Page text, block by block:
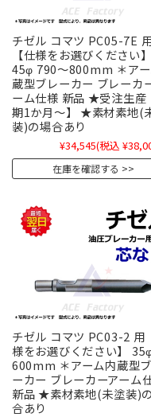
チゼル コマツ PC05-7E
【仕様をお選びください】
45φ 790～800mm ＊ア
蔵型ブレーカー ブレーカ
ーム仕様 新品 ★受注生産
期1か月～】 ★素材素地(
装)の場合あり
¥34,545(税込
在庫を確認する
チゼル コマツ PC03-2 用
様をお選びください】
600mm ＊アーム内蔵型
ーカー ブレーカーアーム
新品 ★素材素地(未塗装)
合あり